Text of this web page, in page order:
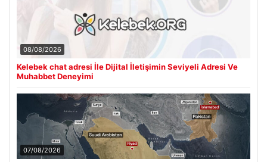
08/08/2026
Kelebek chat adresi İle Dijital İletişimin Seviyeli Adresi Ve
Muhabbet Deneyimi
07/08/2026